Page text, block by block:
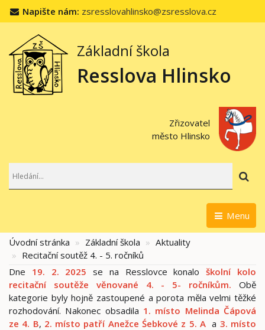
Napište nám: zsresslovahlinsko@zsresslova.cz
Základní škola
Resslova Hlinsko
Zřizovatel
město Hlinsko
Menu
Úvodní stránka Základní škola
Aktuality
Recitační soutěž 4. - 5. ročníků
Dne 19. 2. 2025 se na Resslovce konaloškolní kolo
recitační soutěže věnované 4. - 5- ročníkům. Obě
kategorie byly hojně zastoupené a porota měla velmi těžké
rozhodování. Nakonec obsadila 1. místo Melinda Čápová
ze 4. B, 2. místo patří Anežce Śebkové z 5. Aa 3. místo